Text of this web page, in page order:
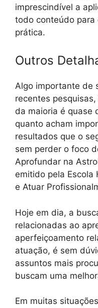
imprescindível a
todo conteúdo
prática.
Outros
Algo importante de
recentes
da maioria é quase
quanto acham
resultados que o
sem perder o foco
Aprofundar na
emitido pela Escola
e Atuar
Hoje em dia, a
relacionadas ao
aperfeiçoamento
atuação, é sem
assuntos mais
buscam uma
Em muitas